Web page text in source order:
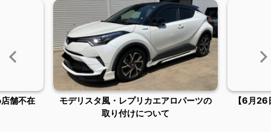
舗不在
モデリスタ風・レプリカエアロパーツの
取り付けについて
【6月